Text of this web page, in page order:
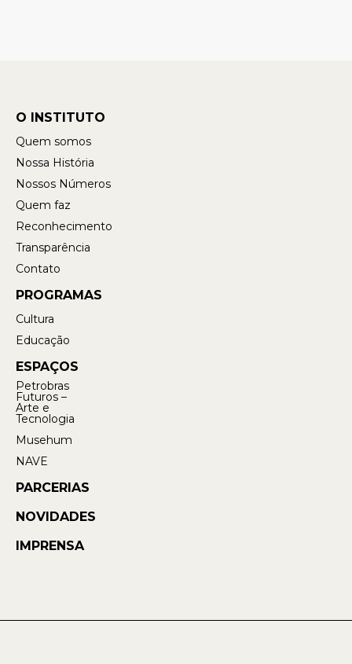
O INSTITUTO
Quem somos
Nossa História
Nossos Números
Quem faz
Reconhecimento
Transparência
Contato
PROGRAMAS
Cultura
Educação
ESPAÇOS
Petrobras
Futuros –
Arte e
Tecnologia
Musehum
NAVE
PARCERIAS
NOVIDADES
IMPRENSA